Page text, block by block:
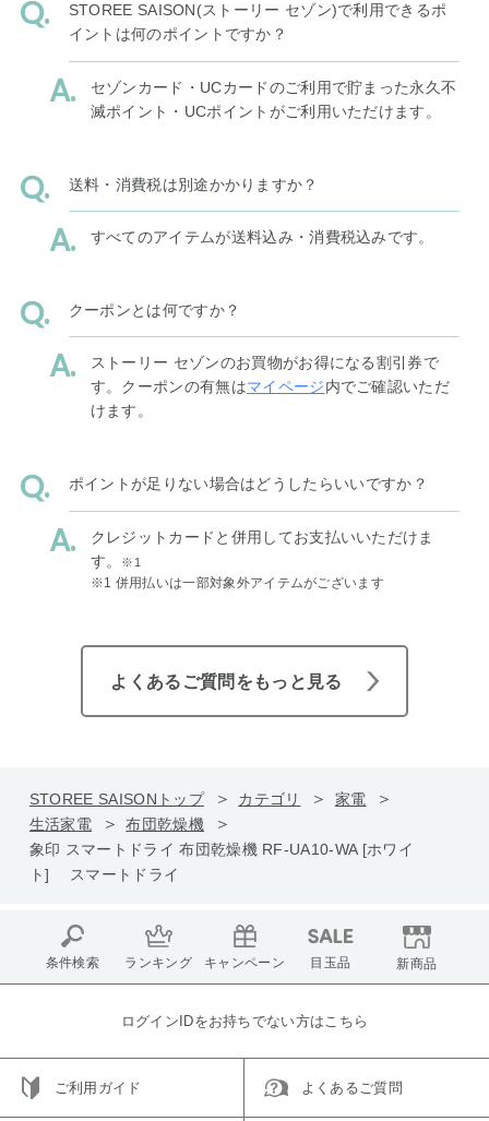
STOREE SAISON(ストーリー セゾン)で利用できるポ
イントは何のポイントですか？
セゾンカード・UCカードのご利用で貯まった永久不
滅ポイント・UCポイントがご利用いただけます。
送料・消費税は別途かかりますか？
すべてのアイテムが送料込み・消費税込みです。
クーポンとは何ですか？
ストーリー セゾンのお買物がお得になる割引券で
す。クーポンの有無はマイページ内でご確認いただ
けます。
ポイントが足りない場合はどうしたらいいですか？
クレジットカードと併用してお支払いいただけま
す。
※1
※1 併用払いは一部対象外アイテムがございます
よくあるご質問をもっと見る
STOREE SAISONトップ カテゴリ
家電
生活家電
布団乾燥機
象印 スマートドライ 布団乾燥機 RF-UA10-WA [ホワイ
ト] スマートドライ
条件検索 ランキング キャンペーン 目玉品 新商品
ログインIDをお持ちでない方はこちら
ご利用ガイド よくあるご質問